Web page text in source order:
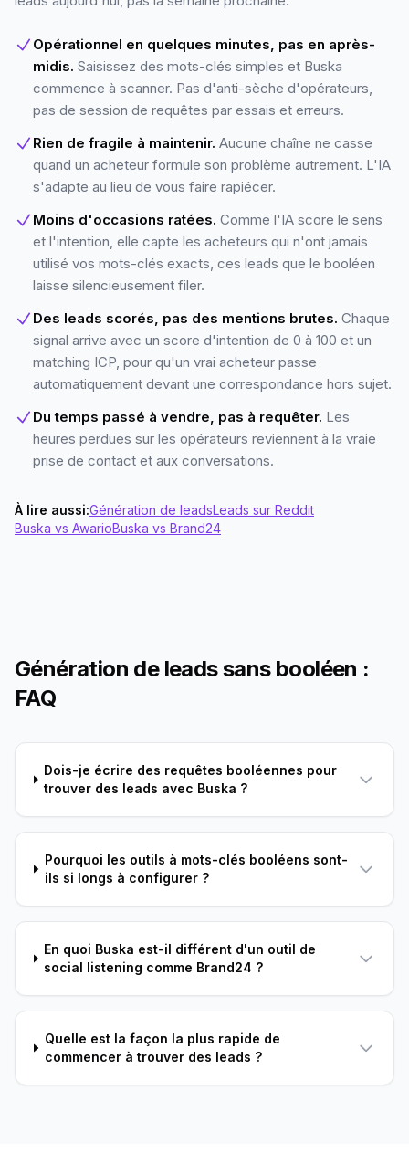
Opérationnel en quelques minutes, pas en après-
midis. Saisissez des mots-clés simples et Buska
commence à scanner. Pas d'anti-sèche d'opérateurs,
pas de session de requêtes par essais et erreurs.
Rien de fragile à maintenir. Aucune chaîne ne casse
quand un acheteur formule son problème autrement. L'IA
s'adapte au lieu de vous faire rapiécer.
Moins d'occasions ratées. Comme l'IA score le sens
et l'intention, elle capte les acheteurs qui n'ont jamais
utilisé vos mots-clés exacts, ces leads que le booléen
laisse silencieusement filer.
Des leads scorés, pas des mentions brutes. Chaque
signal arrive avec un score d'intention de 0 à 100 et un
matching ICP, pour qu'un vrai acheteur passe
automatiquement devant une correspondance hors sujet.
Du temps passé à vendre, pas à requêter. Les
heures perdues sur les opérateurs reviennent à la vraie
prise de contact et aux conversations.
À lire aussi:Génération de leadsLeads sur Reddit
Buska vs AwarioBuska vs Brand24
Génération de leads sans booléen :
FAQ
Dois-je écrire des requêtes booléennes pour
trouver des leads avec Buska ?
Pourquoi les outils à mots-clés booléens sont-
ils si longs à configurer ?
En quoi Buska est-il différent d'un outil de
social listening comme Brand24 ?
Quelle est la façon la plus rapide de
commencer à trouver des leads ?